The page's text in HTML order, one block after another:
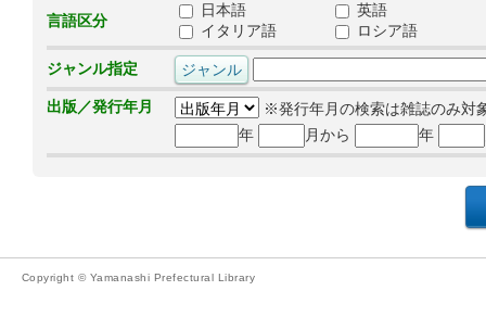
言語区分
日本語
英語
イタリア語
ロシア語
ジャンル指定
出版／発行年月
※発行年月の検索は雑誌のみ対
年
月から 年
Copyright © Yamanashi Prefectural Library